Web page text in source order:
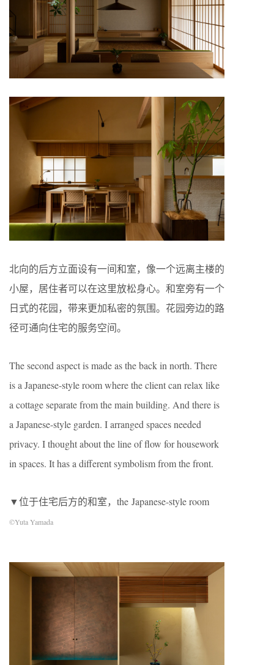
北向的后方立面设有一间和室，像一个远离主楼的
小屋，居住者可以在这里放松身心。和室旁有一个
日式的花园，带来更加私密的氛围。花园旁边的路
径可通向住宅的服务空间。
The second aspect is made as the back in north. There
is a Japanese-style room where the client can relax like
a cottage separate from the main building. And there is
a Japanese-style garden. I arranged spaces needed
privacy. I thought about the line of flow for housework
in spaces. It has a different symbolism from the front.
▼位于住宅后方的和室，the Japanese-style room
©Yuta Yamada